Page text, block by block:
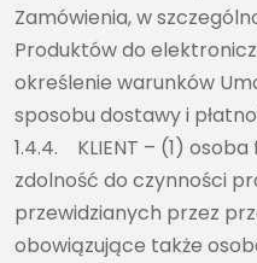
Zamówienia, w
Produktów do
określenie warunków
sposobu dostawy i
1.4.4. KLIENT – (1)
zdolność do czynności
przewidzianych przez
obowiązujące także